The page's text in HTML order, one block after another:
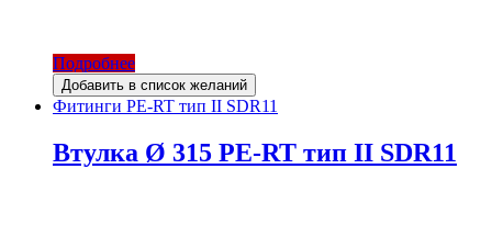
Подробнее
Добавить в список желаний
Фитинги PE-RT тип II SDR11
Втулка Ø 315 PE-RT тип II SDR11